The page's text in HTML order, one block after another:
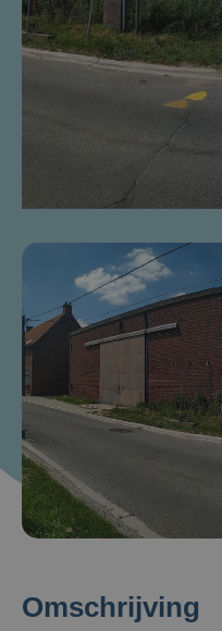
Omschrijving